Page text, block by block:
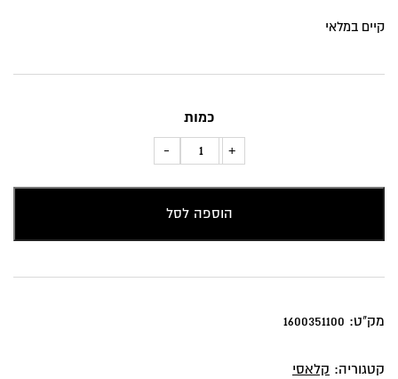
קיים במלאי
כמות
+
כמות
נוי
צהובה
-
הוספה לסל
מק"ט: 1600351100
קטגוריה: קלאסי